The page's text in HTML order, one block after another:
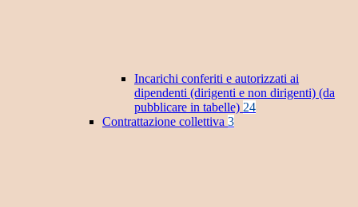
Incarichi conferiti e autorizzati ai
dipendenti (dirigenti e non dirigenti) (da
pubblicare in tabelle) 24
Contrattazione collettiva 3